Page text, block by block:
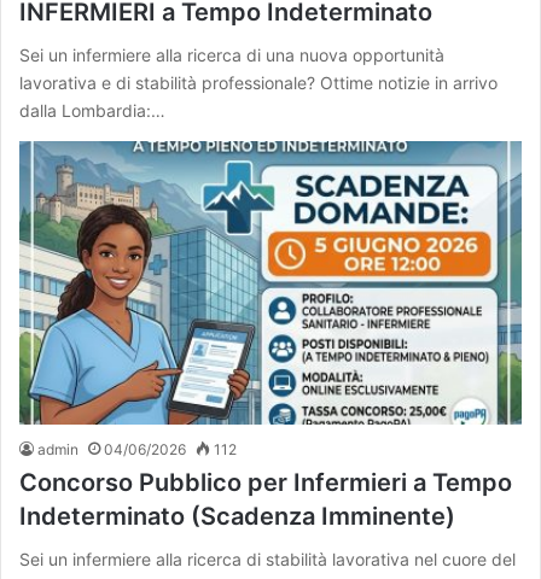
INFERMIERI a Tempo Indeterminato
Sei un infermiere alla ricerca di una nuova opportunità
lavorativa e di stabilità professionale? Ottime notizie in arrivo
dalla Lombardia:…
admin 04/06/2026 112
Concorso Pubblico per Infermieri a Tempo
Indeterminato (Scadenza Imminente)
Sei un infermiere alla ricerca di stabilità lavorativa nel cuore del